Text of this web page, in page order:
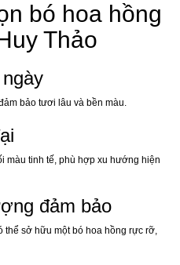
bó hoa hồng
Thảo
bảo tươi lâu và bền màu.
màu tinh tế, phù hợp xu hướng hiện
đảm bảo
thể sở hữu một bó hoa hồng rực rỡ,